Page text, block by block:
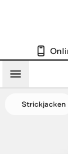
Menü
Strickjacken